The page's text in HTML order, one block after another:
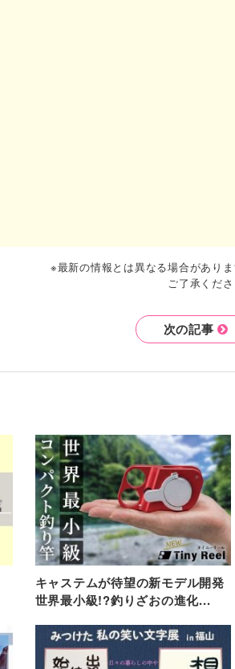
※最新の情報とは異なる場合がありま
ご了承くださ
次の記事
キャステムが待望の新モデル開発
世界最小級!?釣りざおの進化...